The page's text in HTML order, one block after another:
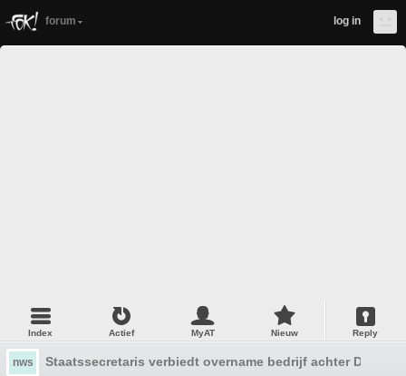
forum log in
Index Actief MyAT Nieuw Reply
nws Staatssecretaris verbiedt overname bedrijf achter DigiD